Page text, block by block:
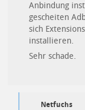
Anbindung
gescheiten
sich
installieren.
Sehr schade.
Netfuchs